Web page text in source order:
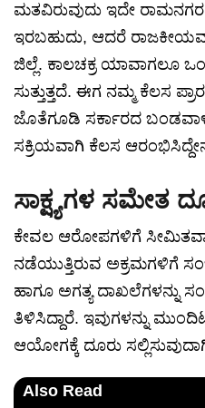
ಮತವಿರುವುದು ಇದೇ
ಇರಬಹುದು, ಆದರೆ
ಜಿಲ್ಲೆ. ಕಾಲಚಕ್ರ ಯಾವಾಗಲೂ
ಸುತ್ತುತ್ತದೆ. ಈಗ ನಮ್ಮ ಕೆಲಸ
ಜೊತೆಗೂಡಿ ಸರ್ಕಾರದ
ಸಕ್ರಿಯವಾಗಿ ಕೆಲಸ
ಸಾಕ್ಷ್ಯಗಳ ಸಮೇತ
ಕೇವಲ ಆರೋಪಗಳಿಗೆ
ನಡೆಯುತ್ತಿರುವ ಅಕ್ರಮಗಳಿಗೆ
ಹಾಗೂ ಅಗತ್ಯ ದಾಖಲೆಗಳನ್ನು
ತಿಳಿಸಿದ್ದಾರೆ. ಇವುಗಳನ್ನು
ಆಯೋಗಕ್ಕೆ ದೂರು
Also Read